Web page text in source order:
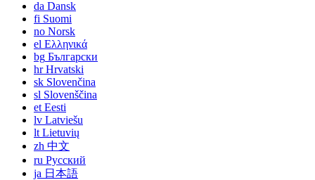
da Dansk
fi Suomi
no Norsk
el Ελληνικά
bg Български
hrHrvatski
sk Slovenčina
sl Slovenščina
et Eesti
lv Latviešu
lt Lietuvių
zh 中文
ru Русский
ja 日本語